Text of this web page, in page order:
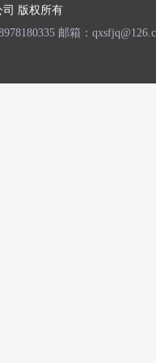
司 版权所有
邮箱：